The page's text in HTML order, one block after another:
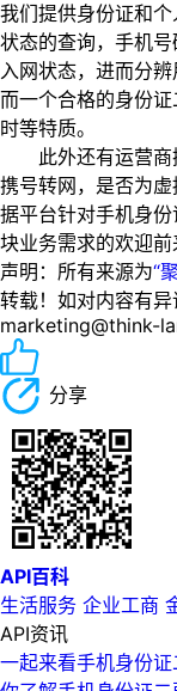
我们提供身份证和
状态的查询，手机
入网状态，进而分辨
而一个合格的身份
时等特质。
此外还有运营商
携号转网，是否为
据平台针对手机身
块业务需求的欢迎前
声明：所有来源为“
转载！如对内容有异
marketing@think-
分享
API百科
生活服务 企业工商
API资讯
一起来看手机身份